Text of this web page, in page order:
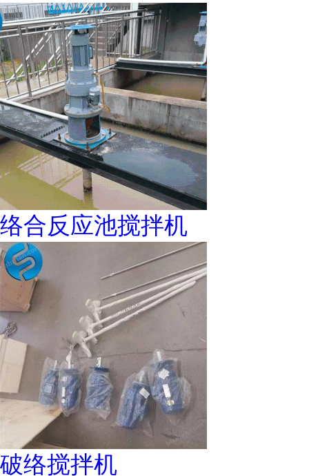
络合反应池搅拌机
破络搅拌机